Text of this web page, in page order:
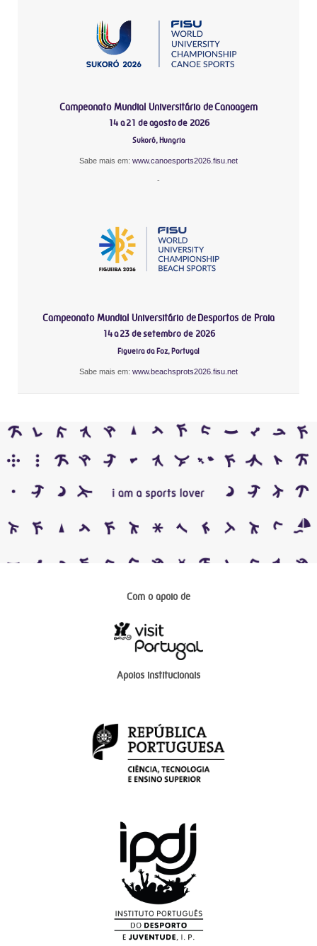
Campeonato Mundial Universitário de Canoagem
14 a 21 de agosto de 2026
Sukoró, Hungria
Sabe mais em: www.canoesports2026.fisu.net
-
Campeonato Mundial Universitário de Desportos de Praia
14 a 23 de setembro de 2026
Figueira da Foz, Portugal
Sabe mais em: www.beachsprots2026.fisu.net
Com o apoio de
Apoios institucionais